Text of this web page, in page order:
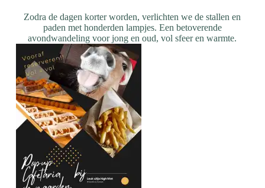
Zodra de dagen korter worden, verlichten we de stallen en
paden met honderden lampjes. Een betoverende
avondwandeling voor jong en oud, vol sfeer en warmte.